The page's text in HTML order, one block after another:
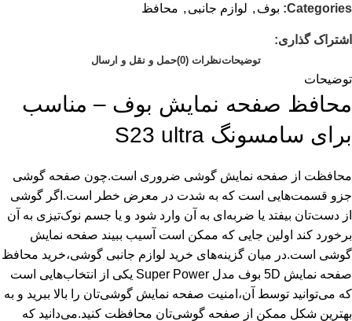
Categories: بوف , لوازم جانبی , محافظ
اشتراک گذاری:
توضیحاتنظرات (0) حمل و نقل و ارسال
توضیحات
محافظ صفحه نمایش بوف – مناسب
برای سامسونگ S23 ultra
محافظت از صفحه نمایش گوشی ضروری است.چون صفحه گوشی
جزو قسمت‌هایی است که به شدت در معرض خطر است.اگر گوشی
از دست‌تان بیفتد یا ضربه‌ای به آن وارد شود و یا جسم نوک‌تیزی به آن
برخورد کند اولین جایی که ممکن است آسیب ببیند صفحه نمایش
گوشی است.در میان گزینه‌های خرید لوازم جانبی گوشی،خرید محافظ
صفحه نمایش 5D بوف مدل Super Power یکی از انتخاب‌هایی است
که می‌توانید توسط آن،امنیت صفحه نمایش گوشی‌تان را بالا ببرید و به
بهترین شکل ممکن از صفحه گوشی‌تان محافظت کنید.می‌دانید که